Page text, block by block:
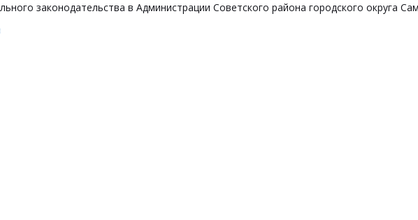
законодательства в Администрации Советского района городского округа